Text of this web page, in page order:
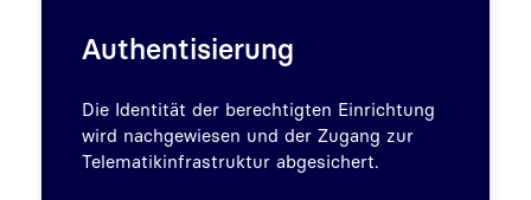
Authentisierung
Die Identität der berechtigten Einrichtung
wird nachgewiesen und der Zugang zur
Telematikinfrastruktur abgesichert.